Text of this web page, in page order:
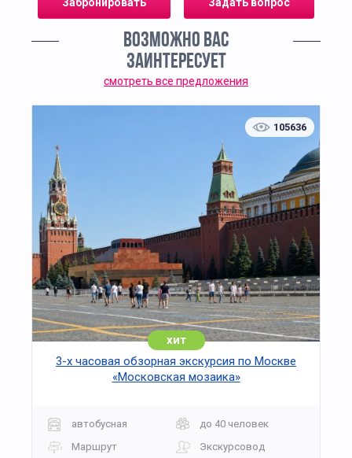
ознакомятся с основными инструментами и
техникой безопасности с ними, узнают о таком
материале, как древесина и о его специфике. А
затем своими руками изготовят поделку.
Почему мы советуем вам именно этот мастер-
класс? Физическая работа положительно
сказывается на состояние и самочувствие
детей. Работает мелкая моторика. Данный
мастер-класс развивает терпение и
аккуратность.
Вы можете заказать данный мастер-класс как
отдельное событие у себя в школе, так и на
праздник, например 23 февраля. А наши мастера
приедут к вам со всем необходимым
инструментом, материалами и оборудованием. С
вашей стороны необходимо предоставить нам
просторное светлое помещение.
Цель:
Обучение основным приёмам и навыкам
основными столярными инструментами,
получить на выходе готовую поделку.
Забронировать Задать вопрос
ВОЗМОЖНО ВАС
ЗАИНТЕРЕСУЕТ
смотреть все предложения
105636
хит
3-х часовая обзорная экскурсия по Москве
«Московская мозаика»
автобусная
до 40 человек
Маршрут
Экскурсовод